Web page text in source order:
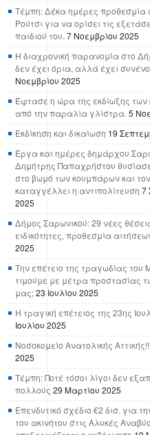
Τέμπη: Δέκα ημέρες προθεσμία
Ρούτσι για να ορίσει τις
παιδιού του. 7 Νοεμβρίου 2025
Η διαχρονική παρανομία στο
δεν έχει όρια, αλλά έχει
Νοεμβρίου 2025
Έφτασε η ώρα της εκδίωξης
από την παραλία γλίστρα. 5
Εκδίκηση και δικαίωση 19
Έργα και ημέρες δημάρχου
Δημήτρης Παπαχρήστου
στο βωμό των κουμπάρων και
καταγγέλλει η αντιπολίτευση 7
2025
Δήμος Σαρωνικού: 29 νέες
ειδικότητες, προθεσμία
2025
Την επέτειο της τραγωδίας του
τιμούμε με μέτρα προστασίας
μας;23 Ιουλίου 2025
Η τραγική επέτειος της 23ης
Ιουλίου 2025
Νοσοκομείο Ανατολικής Αττικής!!!
2025
Τέμπη: Ποτέ τόσοι λίγοι δεν
πολλούς 29 Μαρτίου 2025
Επενδυτικό σχέδιο €2 δισ. για
του ακινήτου στις Αλυκές